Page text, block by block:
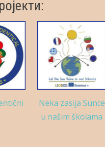
Neka zasija Sunce
u našim školama